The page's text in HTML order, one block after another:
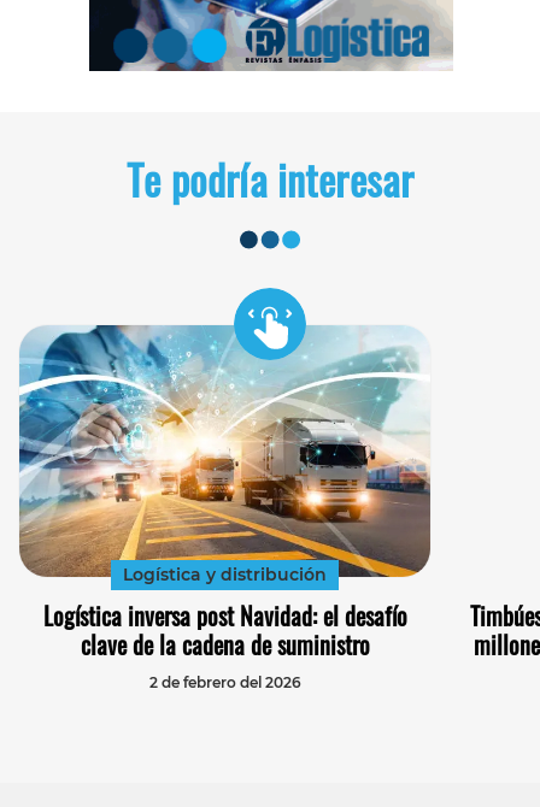
Te podría interesar
Logística y distribución
Logística inversa post Navidad: el desafío
clave de la cadena de suministro
2 de febrero del 2026